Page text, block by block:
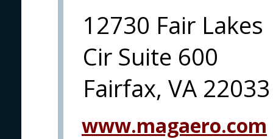
12730 Fair Lakes
Cir Suite 600
Fairfax, VA 22033
www.magaero.com